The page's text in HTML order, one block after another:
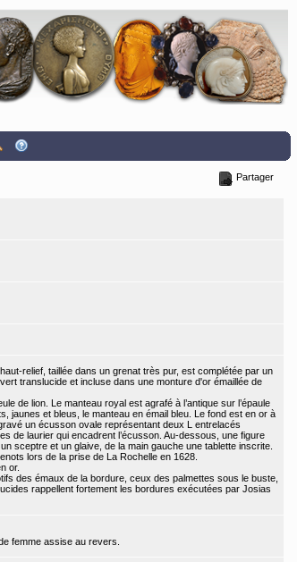
Partager
relief, taillée dans un grenat très pur, est complétée par un
translucide et incluse dans une monture d'or émaillée de
de lion. Le manteau royal est agrafé à l’antique sur l’épaule
jaunes et bleus, le manteau en émail bleu. Le fond est en or à
un écusson ovale représentant deux L entrelacés
de laurier qui encadrent l’écusson. Au-dessous, une figure
sceptre et un glaive, de la main gauche une tablette inscrite.
lors de la prise de La Rochelle en 1628.
or.
des émaux de la bordure, ceux des palmettes sous le buste,
rappellent fortement les bordures exécutées par Josias
femme assise au revers.